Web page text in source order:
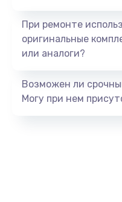
Замена
При ремонте
оригинальные
или аналоги?
Возможен ли
Могу при нем